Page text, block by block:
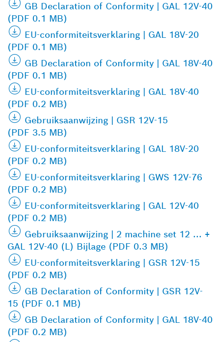
GB Declaration of Conformity | GAL 12V-40
(PDF 0.1 MB)
EU-conformiteitsverklaring | GAL 18V-20
(PDF 0.1 MB)
GB Declaration of Conformity | GAL 18V-40
(PDF 0.1 MB)
EU-conformiteitsverklaring | GAL 18V-40
(PDF 0.2 MB)
Gebruiksaanwijzing | GSR 12V-15
(PDF 3.5 MB)
EU-conformiteitsverklaring | GAL 18V-20
(PDF 0.2 MB)
EU-conformiteitsverklaring | GWS 12V-76
(PDF 0.2 MB)
EU-conformiteitsverklaring | GAL 12V-40
(PDF 0.2 MB)
Gebruiksaanwijzing | 2 machine set 12 ... +
GAL 12V-40 (L) Bijlage (PDF 0.3 MB)
EU-conformiteitsverklaring | GSR 12V-15
(PDF 0.2 MB)
GB Declaration of Conformity | GSR 12V-
15 (PDF 0.1 MB)
GB Declaration of Conformity | GAL 18V-40
(PDF 0.2 MB)